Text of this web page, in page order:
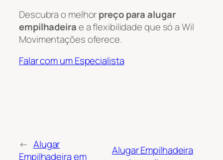
Descubra o melhorpreço para alugar
empilhadeirae a flexibilidade que só a Wil
Movimentações oferece.
Falar com um Especialista
← Alugar
Empilhadeira em
Alugar Empilhadeira